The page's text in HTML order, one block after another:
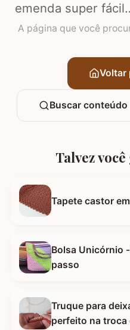
emenda super
A página que você
Voltar
Buscar conteúdo
Talvez
Tapete castor
Bolsa Unicórnio - Bag de crochê passo a
passo
Truque para
perfeito na troca